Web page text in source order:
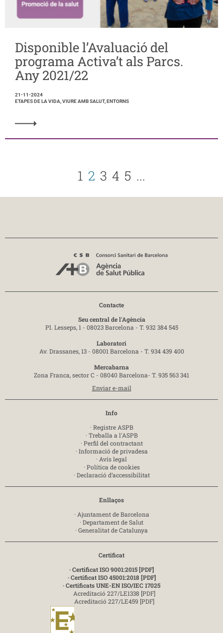
Disponible l’Avaluació del
programa Activa’t als Parcs.
Any 2021/22
21-11-2024
ETAPES DE LA VIDA, VIURE AMB SALUT, ENTORNS
1 2 3 4 5 ...
Contacte
Seu central de l'Agència
Pl. Lesseps, 1 - 08023 Barcelona - T. 932 384 545
Laboratori
Av. Drassanes, 13 - 08001 Barcelona - T. 934 439 400
Mercabarna
Zona Franca, sector C - 08040 Barcelona- T. 935 563 341
Enviar e-mail
Info
· Registre ASPB
· Treballa a l'ASPB
· Perfil del contractant
· Informació de privadesa
· Avís legal
· Política de cookies
· Declaració d’accessibilitat
Enllaços
· Ajuntament de Barcelona
· Departament de Salut
· Generalitat de Catalunya
Certificat
· Certificat ISO 9001:2015 [PDF]
· Certificat ISO 45001:2018 [PDF]
· Certificats UNE-EN ISO/IEC 17025
Acreditació 227/LE1338 [PDF]
Acreditació 227/LE459 [PDF]